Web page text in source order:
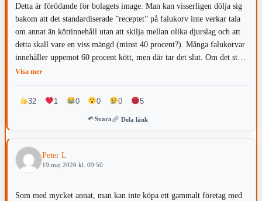
Detta är förödande för bolagets image. Man kan visserligen dölja sig
bakom att det standardiserade ”receptet” på falukorv inte verkar tala
om annat än köttinnehåll utan att skilja mellan olika djurslag och att
detta skall vare en viss mängd (minst 40 procent?). Många falukorvar
innehåller uppemot 60 procent kött, men där tar det slut. Om det står
i varudeklarationen på förpackningen vilken andel nötkött korven ska
är fusk och falsarium. När chefen talar om att man följt receptet kan
kött, men moraliskt är det väl ett uppenbart försök att ljuga sig kring
svar. Det intrycket förstärks när han i stället fokuserar hela
diskussionen på korvskinnet. Detta kan bli ett dyrt PR-misstag som
ödelagt förtroendet för företaget.
Visa mer
32 1 0 0 0 5
↶ Svara Dela länk
Peter L
19 maj 2026 kl. 09:50
Som med mycket annat, man kan inte köpa ett gammalt företag med